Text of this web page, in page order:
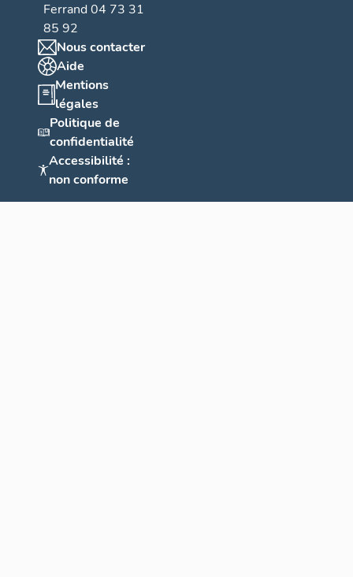
Ferrand 04 73 31
85 92
Nous contacter
Aide
Mentions
légales
Politique de
confidentialité
Accessibilité :
non conforme